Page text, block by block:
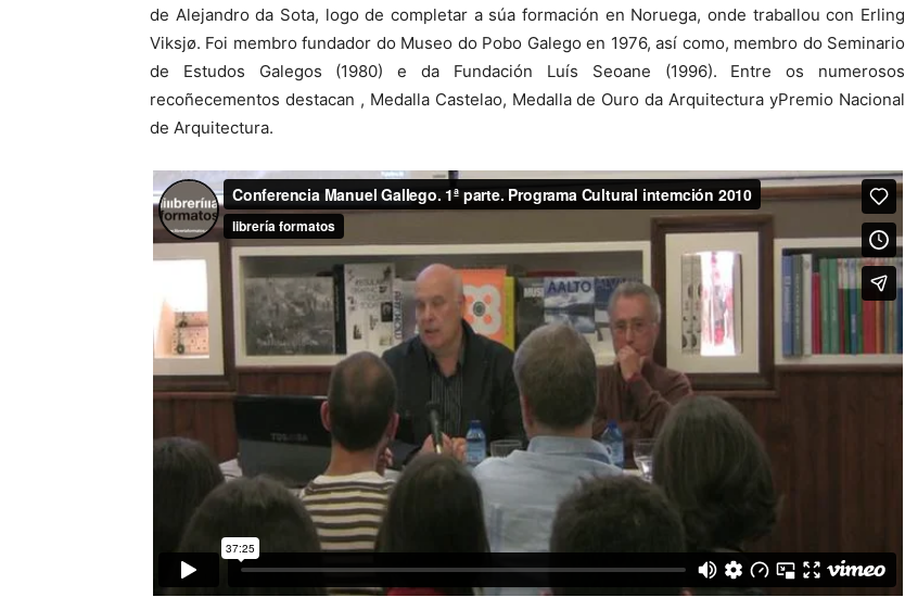
de Alejandro da Sota, logo de completar a súa formación en Noruega, onde traballou con Erling
Viksjø. Foi membro fundador do Museo do Pobo Galego en 1976, así como, membro do Seminario
de Estudos Galegos (1980) e da Fundación Luís Seoane (1996). Entre os numerosos
recoñecementos destacan , Medalla Castelao, Medalla de Ouro da Arquitectura yPremio Nacional
de Arquitectura.